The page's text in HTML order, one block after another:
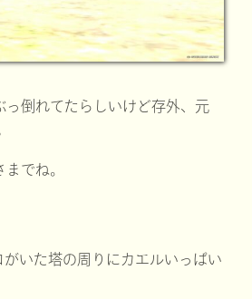
倒れてたらしいけど存外、元
でね。
がいた塔の周りにカエルいっぱい